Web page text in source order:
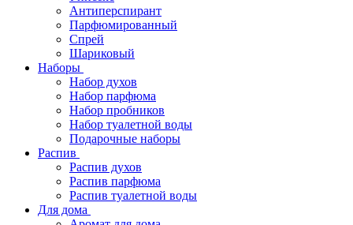
Антиперспирант
Парфюмированный
Спрей
Шариковый
Наборы
Набор духов
Набор парфюма
Набор пробников
Набор туалетной воды
Подарочные наборы
Распив
Распив духов
Распив парфюма
Распив туалетной воды
Для дома